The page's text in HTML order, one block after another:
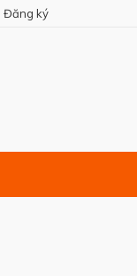
Đăng ký